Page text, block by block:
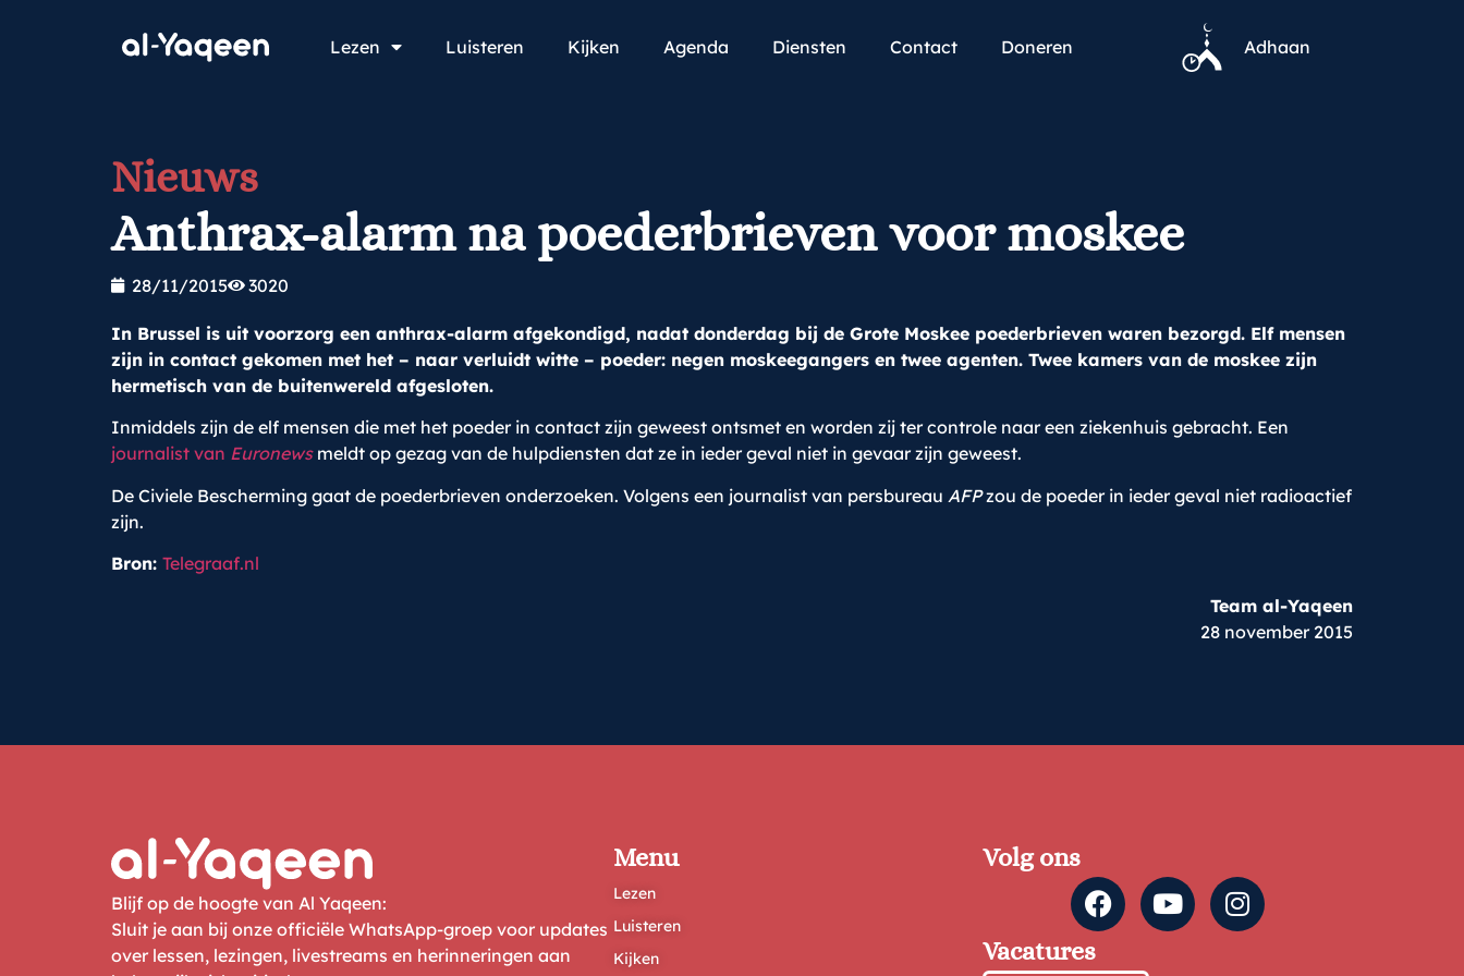
Lezen Luisteren Kijken Agenda Diensten Contact Doneren Adhaan
Nieuws
Anthrax-alarm na poederbrieven voor moskee
28/11/2015 3020
In Brussel is uit voorzorg een anthrax-alarm afgekondigd, nadat donderdag bij de Grote Moskee poederbrieven waren bezorgd. Elf mensen
zijn in contact gekomen met het – naar verluidt witte – poeder: negen moskeegangers en twee agenten. Twee kamers van de moskee zijn
hermetisch van de buitenwereld afgesloten.
Inmiddels zijn de elf mensen die met het poeder in contact zijn geweest ontsmet en worden zij ter controle naar een ziekenhuis gebracht. Een
journalist van Euronewsmeldt op gezag van de hulpdiensten dat ze in ieder geval niet in gevaar zijn geweest.
De Civiele Bescherming gaat de poederbrieven onderzoeken. Volgens een journalist van persbureau AFPzou de poeder in ieder geval niet radioactief
zijn.
Bron: Telegraaf.nl
Team al-Yaqeen
28 november 2015
Blijf op de hoogte van Al Yaqeen:
Sluit je aan bij onze officiële WhatsApp-groep voor updates
over lessen, lezingen, livestreams en herinneringen aan
Menu
Lezen
Luisteren
Kijken
Volg ons
Vacatures